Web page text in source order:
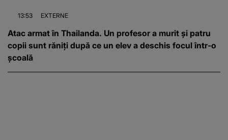
13:53 EXTERNE
Atac armat în Thailanda. Un profesor a murit și patru
copii sunt răniți după ce un elev a deschis focul într-o
școală